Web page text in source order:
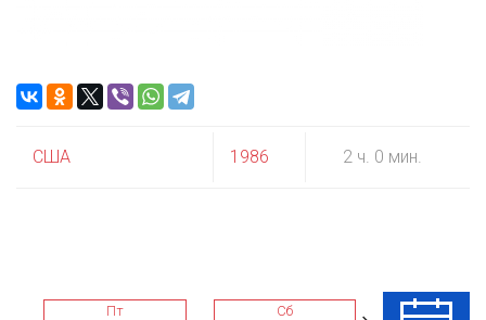
США 1986 2 ч. 0 мин.
Пт Сб Вс